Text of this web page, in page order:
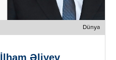
Dünya
Əliyev